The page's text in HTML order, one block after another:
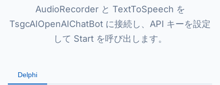
AudioRecorder と TextToSpeech を
TsgcAIOpenAIChatBot に接続し、API キーを設定
して Start を呼び出します。
Delphi